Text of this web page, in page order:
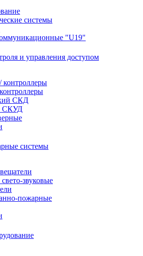
системы
"U19"
и управления доступом
контроллеры
СКД
СКУД
системы
звуковые
пожарные